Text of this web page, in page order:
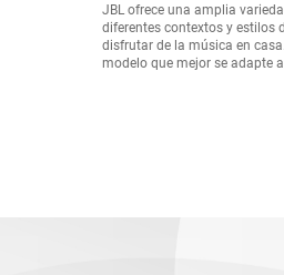
JBL ofrece una amplia
diferentes contextos y estilos
disfrutar de la música en
modelo que mejor se adapte